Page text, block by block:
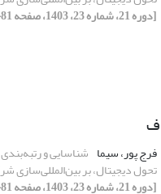
[دوره 21، شماره 23، 1403، صفحه 81-102]
ف
فرج پور، سیما شناسایی و رتبه‌بندی
تحول دیجیتال، بر بین‌المللی‌سازی
[دوره 21، شماره 23، 1403، صفحه 81-102]